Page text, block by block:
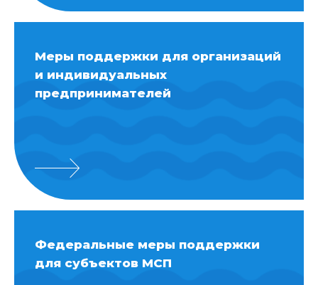
Меры поддержки для организаций
и индивидуальных
предпринимателей
Федеральные меры поддержки
для субъектов МСП